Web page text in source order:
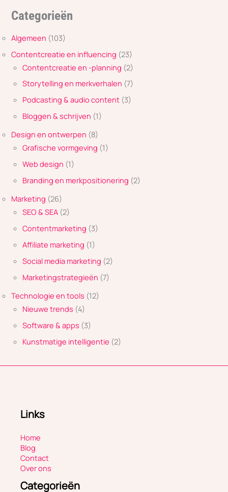
Categorieën
Algemeen (103)
Contentcreatie en influencing (23)
Contentcreatie en -planning (2)
Storytelling en merkverhalen (7)
Podcasting & audio content (3)
Bloggen & schrijven (1)
Design en ontwerpen (8)
Grafische vormgeving (1)
Web design (1)
Branding en merkpositionering (2)
Marketing (26)
SEO & SEA (2)
Contentmarketing (3)
Affiliate marketing (1)
Social media marketing (2)
Marketingstrategieën (7)
Technologie en tools (12)
Nieuwe trends (4)
Software & apps (3)
Kunstmatige intelligentie (2)
Links
Home
Blog
Contact
Over ons
Categorieën